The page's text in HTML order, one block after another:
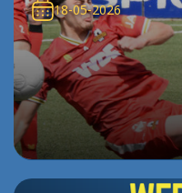
18-05-2026